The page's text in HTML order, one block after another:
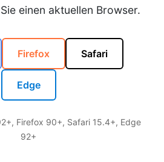
einen aktuellen Browser.
Firefox Safari
Edge
Firefox 90+, Safari 15.4+, Edge
92+